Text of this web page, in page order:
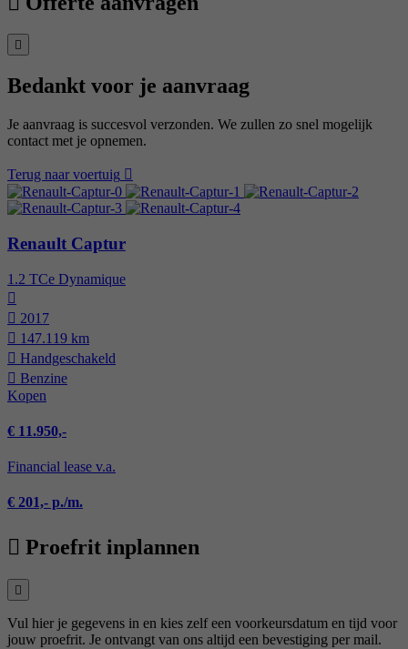
Bedankt voor je aanvraag
Je aanvraag is succesvol verzonden. We zullen zo snel mogelijk
contact met je opnemen.
Terug naar voertuig
Renault Captur
1.2 TCe Dynamique
2017
147.119 km
Hand­geschakeld
Benzine
Kopen
€ 11.950,-
Financial lease v.a.
€ 201,- p./m.
Proefrit inplannen
Vul hier je gegevens in en kies zelf een voorkeursdatum en tijd voor
jouw proefrit. Je ontvangt van ons altijd een bevestiging per mail.